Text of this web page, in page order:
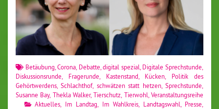
Betäubung,Corona, Debatte,digital spezial,Digitale Sprechstunde,
Diskussionsrunde, Fragerunde, Kastenstand, Kücken, Politik des
Gehörtwerdens,Schlachthof, schwätzen statt hetzen,Sprechstunde,
Susanne Bay, Thekla Walker,Tierschutz, Tierwohl,Veranstaltungsreihe
Aktuelles, Im Landtag, Im Wahlkreis, Landtagswahl, Presse,